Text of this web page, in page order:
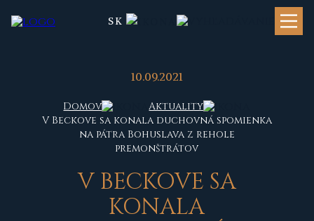
SK
10.09.2021
Domov
Aktuality
V Beckove sa konala duchovná spomienka
na pátra Bohuslava z rehole
premonštrátov
V BECKOVE SA
KONALA